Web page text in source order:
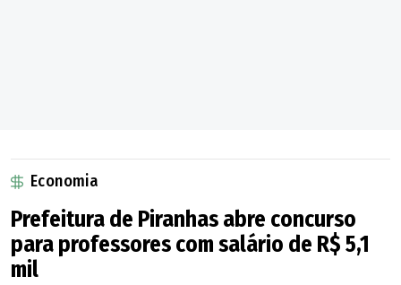
Economia
Prefeitura de Piranhas abre concurso
para professores com salário de R$ 5,1
mil